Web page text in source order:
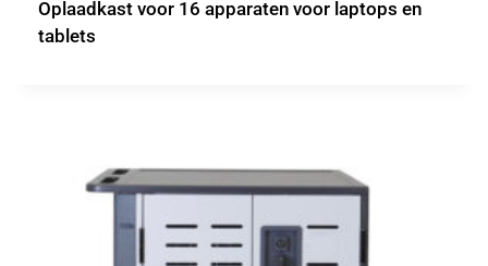
Oplaadkast voor 16 apparaten voor laptops en
tablets